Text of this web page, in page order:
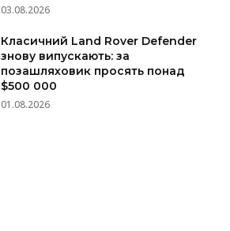
03.08.2026
Класичний Land Rover Defender
знову випускають: за
позашляховик просять понад
$500 000
01.08.2026